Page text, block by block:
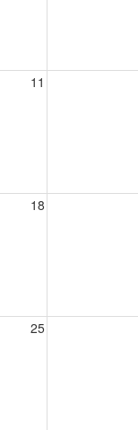
11
18
25